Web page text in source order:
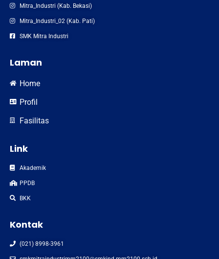
Mitra_Industri (Kab. Bekasi)
Mitra_Industri_02 (Kab. Pati)
SMK Mitra Industri
Laman
Home
Profil
Fasilitas
Link
Akademik
PPDB
BKK
Kontak
(021) 8998-3961